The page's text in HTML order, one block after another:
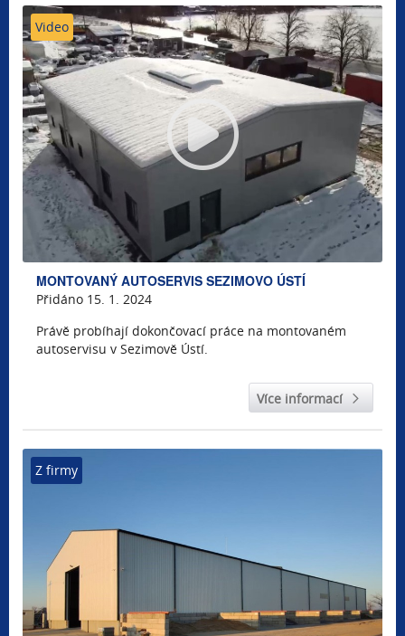
Video
MONTOVANÝ AUTOSERVIS SEZIMOVO ÚSTÍ
Přidáno 15. 1. 2024
Právě probíhají dokončovací práce na montovaném
autoservisu v Sezimově Ústí.
Více informací
Z firmy